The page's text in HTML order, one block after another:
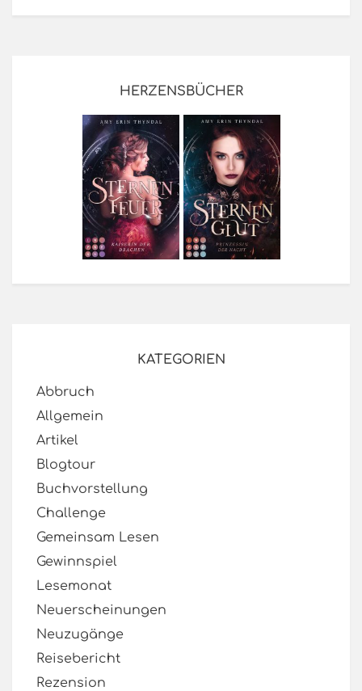
HERZENSBÜCHER
KATEGORIEN
Abbruch
Allgemein
Artikel
Blogtour
Buchvorstellung
Challenge
Gemeinsam Lesen
Gewinnspiel
Lesemonat
Neuerscheinungen
Neuzugänge
Reisebericht
Rezension